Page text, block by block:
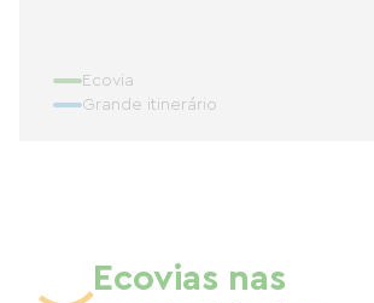
Ecovia
Grande itinerário
Ecovias nas